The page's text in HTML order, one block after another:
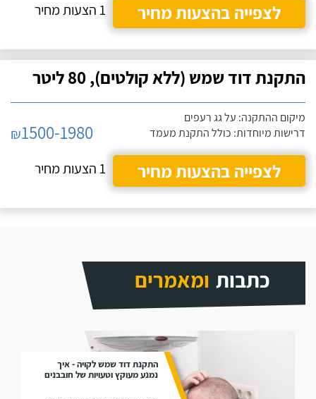
לצפייה בהצעות מחיר
1 הצעות מחיר
התקנת דוד שמש (ללא קולטים), 80 ליטר
מיקום ההתקנה: על גג רעפים
דרישות מיוחדות: כולל התקנת מעמד
₪1500-1980
לצפייה בהצעות מחיר
1 הצעות מחיר
כתבות ומאמרים
התקנת דוד שמש לקויה - איך
נמנע מעוקץ וטעויות של חובבנים